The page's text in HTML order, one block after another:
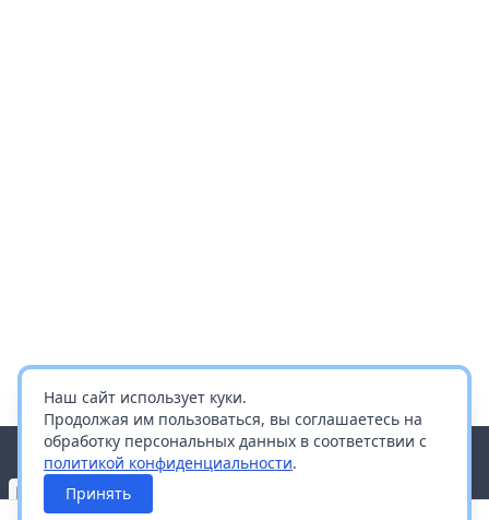
Наш сайт использует куки.
Продолжая им пользоваться, вы соглашаетесь на
обработку персональных данных в соответствии с
политикой конфиденциальности.
Принять